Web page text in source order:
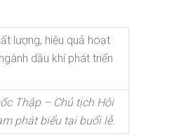
Thập – Chủ tịch Hội
phát biểu tại buổi lễ.